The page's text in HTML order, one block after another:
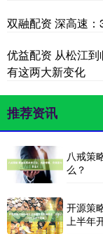
双融配资 深高速
优益配资 从松江
有这两大新变化
推荐资讯
八戒策
么？
开源策
上半年